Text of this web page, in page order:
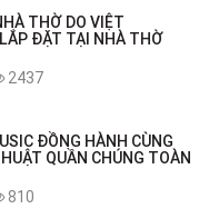
THỜ DO VIỆT
ĐẶT TẠI NHÀ THỜ
2437
ĐỒNG HÀNH CÙNG
QUẦN CHÚNG TOÀN
810